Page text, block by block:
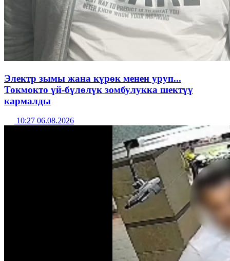
Электр зымы жана күрөк менен уруп...
Токмокто үй-бүлөлүк зомбулукка шектүү
кармалды
10:27 06.08.2026